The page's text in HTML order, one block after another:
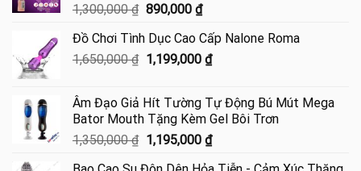
1,300,000₫ Giá
là:
1,300,000 ₫.
890,000 ₫Giá
tại
là:
Đồ Chơi Tình Dục Cao Cấp Nalone Roma
1,650,000₫ Giá
1,650,000 ₫.
1,199,000 ₫Giá
là:
1,199,000 ₫.
Âm Đạo Giả Hít Tường Tự Động Bú Mút Mega
Bator Mouth Tặng Kèm Gel Bôi Trơn
1,350,000₫ Giá
1,195,000 ₫Giá